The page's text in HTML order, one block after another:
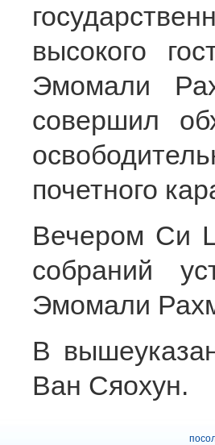
высокого
Эмомали
совершил
почетного
Вечером Си
собраний
Эмомали
В
Ван Сяохун.